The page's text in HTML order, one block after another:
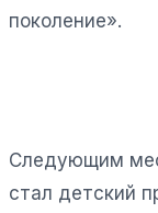
поколение».
Следующим
стал детский